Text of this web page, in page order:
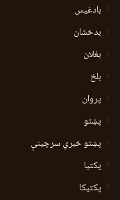
بادغیس
بدخشان
بغلان
بلخ
پروان
پښتو
پښتو خبري سرچينې
پکتيا
پکتیکا